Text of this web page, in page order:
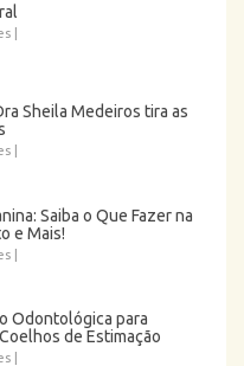
Sheila Medeiros tira as
Saiba o Que Fazer na
e Mais!
Odontológica para
de Estimação